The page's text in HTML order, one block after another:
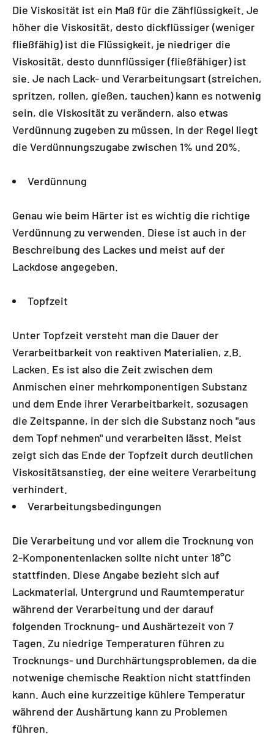
Die Viskosität ist ein Maß für die Zähflüssigkeit. Je
höher die Viskosität, desto dickflüssiger (weniger
fließfähig) ist die Flüssigkeit, je niedriger die
Viskosität, desto dunnflüssiger (fließfähiger) ist
sie. Je nach Lack- und Verarbeitungsart (streichen,
spritzen, rollen, gießen, tauchen) kann es notwenig
sein, die Viskosität zu verändern, also etwas
Verdünnung zugeben zu müssen. In der Regel liegt
die Verdünnungszugabe zwischen 1% und 20%.
Verdünnung
Genau wie beim Härter ist es wichtig die richtige
Verdünnung zu verwenden. Diese ist auch in der
Beschreibung des Lackes und meist auf der
Lackdose angegeben.
Topfzeit
Unter Topfzeit versteht man die Dauer der
Verarbeitbarkeit von reaktiven Materialien, z.B.
Lacken. Es ist also die Zeit zwischen dem
Anmischen einer mehrkomponentigen Substanz
und dem Ende ihrer Verarbeitbarkeit, sozusagen
die Zeitspanne, in der sich die Substanz noch "aus
dem Topf nehmen" und verarbeiten lässt. Meist
zeigt sich das Ende der Topfzeit durch deutlichen
Viskositätsanstieg, der eine weitere Verarbeitung
verhindert.
Verarbeitungsbedingungen
Die Verarbeitung und vor allem die Trocknung von
2-Komponentenlacken sollte nicht unter 18°C
stattfinden. Diese Angabe bezieht sich auf
Lackmaterial, Untergrund und Raumtemperatur
während der Verarbeitung und der darauf
folgenden Trocknung- und Aushärtezeit von 7
Tagen. Zu niedrige Temperaturen führen zu
Trocknungs- und Durchhärtungsproblemen, da die
notwenige chemische Reaktion nicht stattfinden
kann. Auch eine kurzzeitige kühlere Temperatur
während der Aushärtung kann zu Problemen
führen.